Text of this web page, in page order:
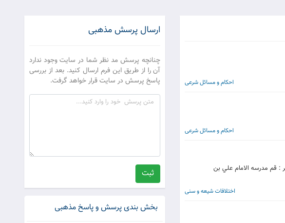
احکام و مسائل شرعی
احکام و مسائل شرعی
نشر : قم مدرسه الامام علي بن
اختلافات شیعه و سنی
ارسال پرسش مذهبی
چنانچه پرسش مد نظر شما در سایت وجود ندارد
آن را از طریق این فرم ارسال کنید. بعد از بررسی
پاسخ پرسش در سایت قرار خواهد گرفت.
ثبت
بخش بندی پرسش و پاسخ مذهبی